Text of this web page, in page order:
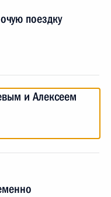
поездку
и Алексеем